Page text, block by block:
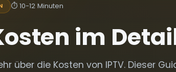
⏱ 10-12 Minuten
im
über die Kosten von IPTV. Dieser